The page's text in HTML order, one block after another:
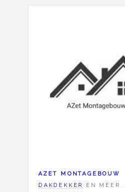
AZET MONTAGEBOUW
DAKDEKKER
EN MEER...